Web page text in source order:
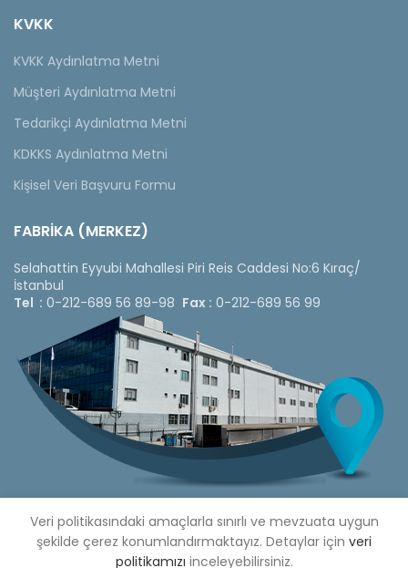
KVKK
KVKK Aydınlatma Metni
Müşteri Aydınlatma Metni
Tedarikçi Aydınlatma Metni
KDKKS Aydınlatma Metni
Kişisel Veri Başvuru Formu
FABRİKA (MERKEZ)
Selahattin Eyyubi Mahallesi Piri Reis Caddesi No:6 Kıraç/
İstanbul
Tel : 0-212-689 56 89-98 Fax : 0-212-689 56 99
Copyright © 2020 Çetinkaya Pano |Çetinkaya Pano Fiyat
Veri politikasındaki amaçlarla sınırlı ve mevzuata uygun
şekilde çerez konumlandırmaktayız. Detaylar için veri
politikamızı inceleyebilirsiniz.